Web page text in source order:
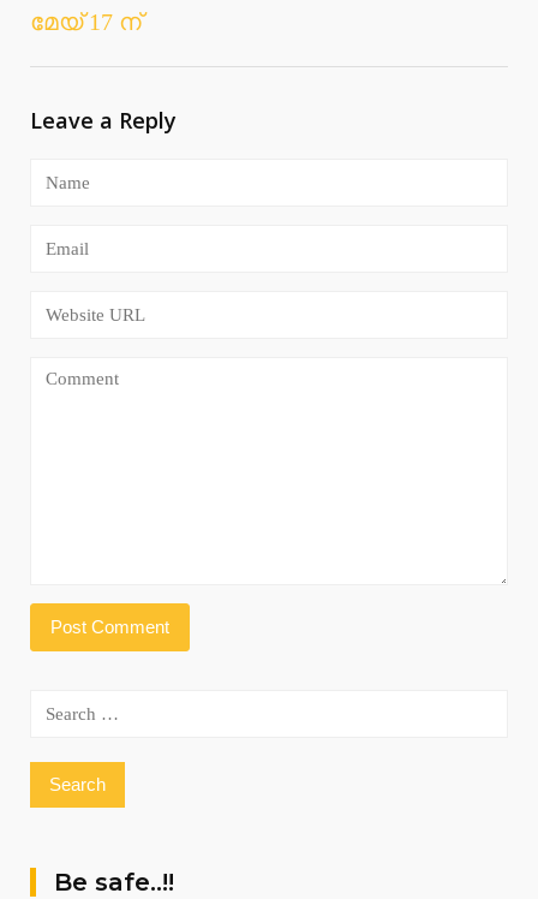
മേയ് 17 ന്
Leave a Reply
Search
Be safe..!!